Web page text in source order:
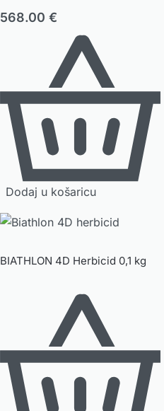
568.00 €
Dodaj u košaricu
BIATHLON 4D Herbicid 0,1 kg